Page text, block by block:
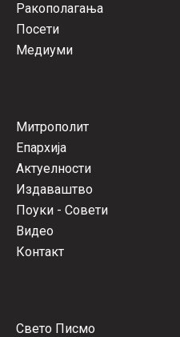
Ракополагања
Посети
Медиуми
Митрополит
Епархија
Актуелности
Издаваштво
Поуки - Совети
Видео
Контакт
Свето Писмо